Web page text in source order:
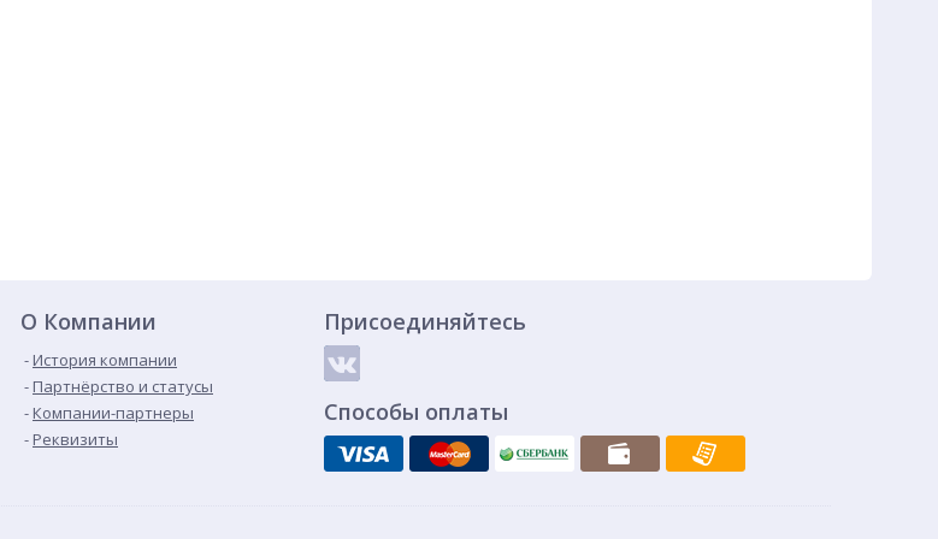
О Компании
История компании
Партнёрство и статусы
Компании-партнеры
Реквизиты
Присоединяйтесь
Способы оплаты